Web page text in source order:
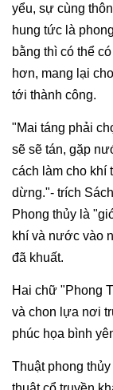
yểu, sự cùng
hung tức là
bằng thì có thể
hơn, mang lại
tới thành công.
"Mai táng phải
sẽ sẽ tán, gặp
cách làm cho khí
dừng."- trích
Phong thủy là
khí và nước vào
đã khuất.
Hai chữ "Phong
và chon lựa nơi
phúc họa bình
Thuật phong